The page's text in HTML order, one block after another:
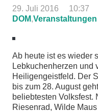
29. Juli 2016 10:37
DOM,Veranstaltungen
Ab heute ist es wieder
Lebkuchenherzen und
Heiligengeistfeld. Der
bis zum 28. August
beliebtesten Volksfest.
Riesenrad, Wilde Maus